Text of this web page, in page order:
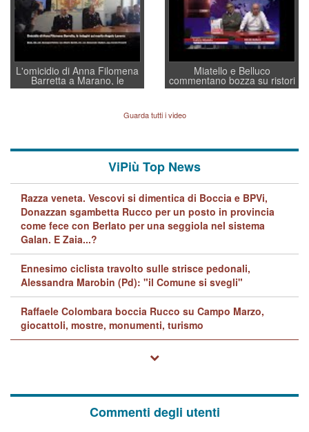
L'omicidio di Anna Filomena
Barretta a Marano, le
indagini dei carabinieri di
Lavarra: più avvincenti di
quelle di... Barbara D'Urso
Miatello e Belluco
commentano bozza su ristori
BPVi e Veneto Banca
Guarda tutti i video
ViPiù Top News
Razza veneta. Vescovi si dimentica di Boccia e BPVi,
Donazzan sgambetta Rucco per un posto in provincia
come fece con Berlato per una seggiola nel sistema
Galan. E Zaia...?
Ennesimo ciclista travolto sulle strisce pedonali,
Alessandra Marobin (Pd): "il Comune si svegli"
Raffaele Colombara boccia Rucco su Campo Marzo,
giocattoli, mostre, monumenti, turismo
Commenti degli utenti